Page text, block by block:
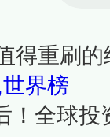
得重刷
界榜
！全球